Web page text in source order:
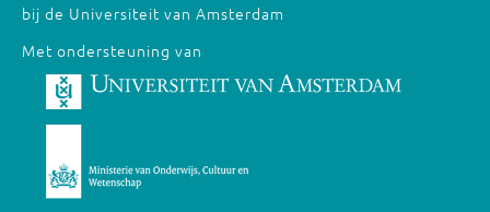
bij de Universiteit van Amsterdam
Met ondersteuning van